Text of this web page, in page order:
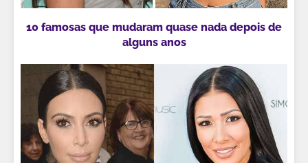
10 famosas que mudaram quase nada depois de
alguns anos